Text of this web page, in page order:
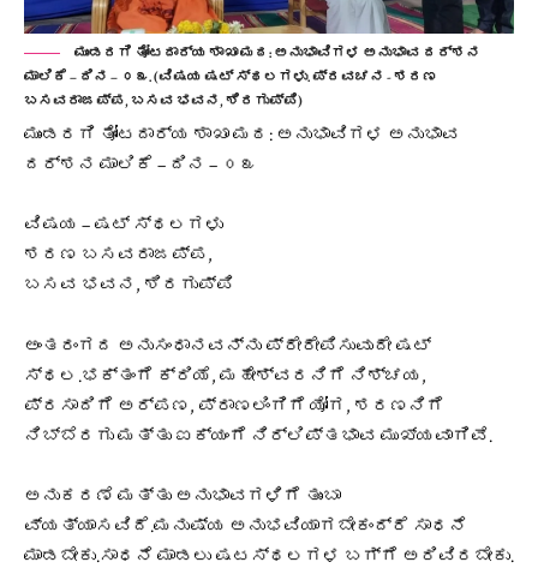
ಮುಂಡರಗಿ ತೋಂಟದಾರ್ಯ ಶಾಖಾ ಮಠ: ಅನುಭಾವಿಗಳ ಅನುಭಾವ ದರ್ಶನ
ಮಾಲಿಕೆ – ದಿನ – ೦೩. (ವಿಷಯ ಷಟ್ ಸ್ಥಲಗಳು. ಪ್ರವಚನ - ಶರಣ
ಬಸವರಾಜಪ್ಪ, ಬಸವ ಭವನ, ಶಿರಗುಪ್ಪಿ)
ಮುಂಡರಗಿ ತೋಂಟದಾರ್ಯ ಶಾಖಾ ಮಠ: ಅನುಭಾವಿಗಳ ಅನುಭಾವ
ದರ್ಶನ ಮಾಲಿಕೆ – ದಿನ – ೦೩
ವಿಷಯ – ಷಟ್ ಸ್ಥಲಗಳು
ಶರಣ ಬಸವರಾಜಪ್ಪ,
ಬಸವ ಭವನ, ಶಿರಗುಪ್ಪಿ
ಅಂತರಂಗದ ಅನುಸಂಧಾನವನ್ನು ಪ್ರೇರೇಪಿಸುವುದೇ ಷಟ್
ಸ್ಥಲ.ಭಕ್ತಂಗೆ ಕ್ರಿಯೆ, ಮಹೇಶ್ವರನಿಗೆ ನಿಶ್ಚಯ,
ಪ್ರಸಾದಿಗೆ ಅರ್ಪಣ, ಪ್ರಾಣಲಿಂಗಿಗೆ ಯೋಗ, ಶರಣನಿಗೆ
ನಿಬ್ಬೆರಗು ಮತ್ತು ಐಕ್ಯಂಗೆ ನಿರ್ಲಿಪ್ತಭಾವ ಮುಖ್ಯವಾಗಿವೆ.
ಅನುಕರಣೆ ಮತ್ತು ಅನುಭಾವಗಳಿಗೆ ತುಂಬಾ
ವ್ಯತ್ಯಾಸವಿದೆ.ಮನುಷ್ಯ ಅನುಭವಿಯಾಗಬೇಕಂದ್ರೆ ಸಾಧನೆ
ಮಾಡಬೇಕು.ಸಾಧನೆ ಮಾಡಲು ಷಟಸ್ಥಲಗಳ ಬಗ್ಗೆ ಅರಿವಿರಬೇಕು.